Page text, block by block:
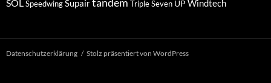
SOLSpeedwingSupairtandem Triple Seven UP Windtech
Datenschutzerklärung Stolz präsentiert von WordPress